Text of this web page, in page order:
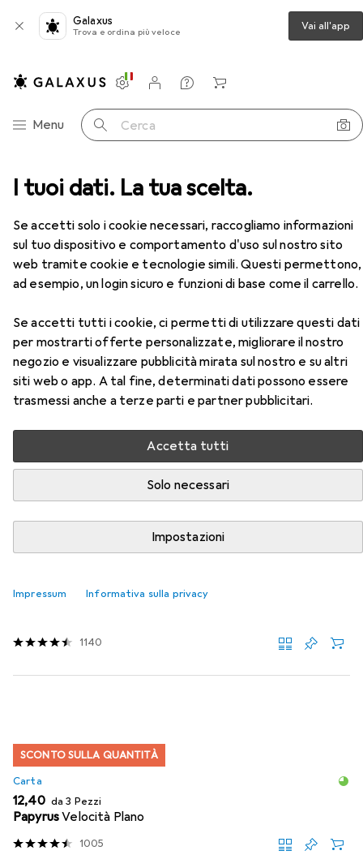
I tuoi dati. La tua scelta.
Se accetti solo i cookie necessari, raccogliamo informazioni
sul tuo dispositivo e comportamento d'uso sul nostro sito
web tramite cookie e tecnologie simili. Questi permettono,
ad esempio, un login sicuro e funzioni di base come il carrello.
Se accetti tutti i cookie, ci permetti di utilizzare questi dati
per mostrarti offerte personalizzate, migliorare il nostro
negozio e visualizzare pubblicità mirata sul nostro e su altri
siti web o app. A tal fine, determinati dati possono essere
trasmessi anche a terze parti e partner pubblicitari.
Accetta tutti
Solo necessari
Impostazioni
Impressum Informativa sulla privacy
Galaxus
Trova e ordina più veloce Vai all'app
Categoria Navigazione
Menu Cerca
Impostazioni
Conto cliente
Liste di confronto
Liste dei desideri
Carrello
per stampante Xerox Modulo Fusore A Colori 220v
EUR
559,17
Xerox Modulo Fusore A Colori 220v
Accessori per Xerox Modulo
Fusore A Colori 220v
Qui trovi accessori adatti per il prodotto Xerox Modulo
Fusore A Colori 220v della categoria Carta.
Rilevanza
Elenco dei prodotti
SCONTO SULLA QUANTITÀ
HPCasa e ufficio
1140
SCONTO SULLA QUANTITÀ
Carta
EUR
12,40 da 3 Pezzi
PapyrusVelocità Plano
1005